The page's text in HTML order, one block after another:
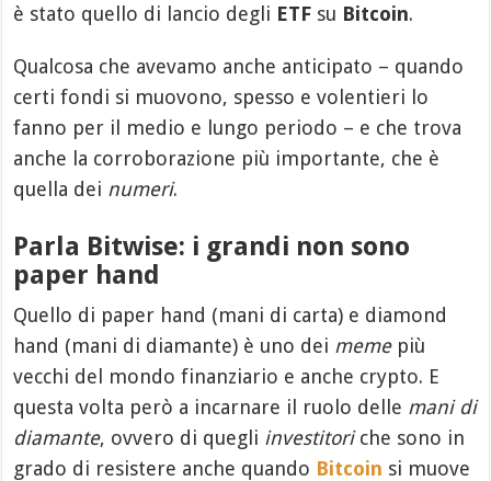
è stato quello di lancio degli ETF su Bitcoin.
Qualcosa che avevamo anche anticipato – quando
certi fondi si muovono, spesso e volentieri lo
fanno per il medio e lungo periodo – e che trova
anche la corroborazione più importante, che è
quella dei numeri.
Parla Bitwise: i grandi non sono
paper hand
Quello di paper hand (mani di carta) e diamond
hand (mani di diamante) è uno dei memepiù
vecchi del mondo finanziario e anche crypto. E
questa volta però a incarnare il ruolo delle mani di
diamante, ovvero di quegli investitoriche sono in
grado di resistere anche quando Bitcoin si muove